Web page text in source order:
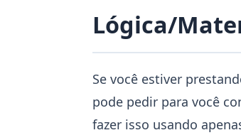
Lógica/
Se você estiver
pode pedir para você
fazer isso usando